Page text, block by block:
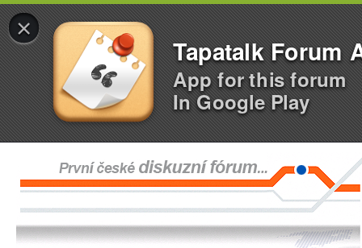
×
Tapatalk Forum
App for this forum
In Google Play